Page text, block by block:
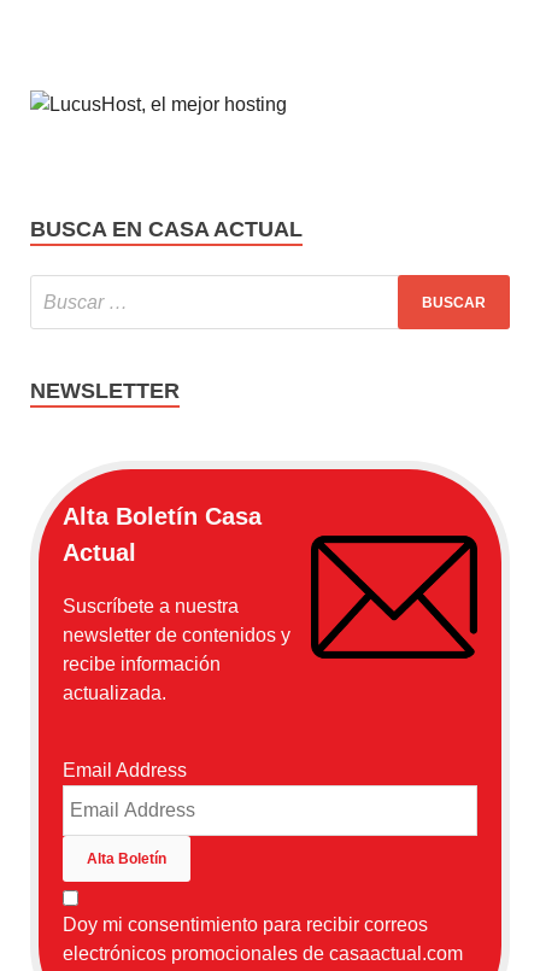
BUSCA EN CASA ACTUAL
NEWSLETTER
Alta Boletín Casa
Actual
Suscríbete a nuestra
newsletter de contenidos y
recibe información
actualizada.
Email Address
Doy mi consentimiento para recibir correos
electrónicos promocionales de casaactual.com